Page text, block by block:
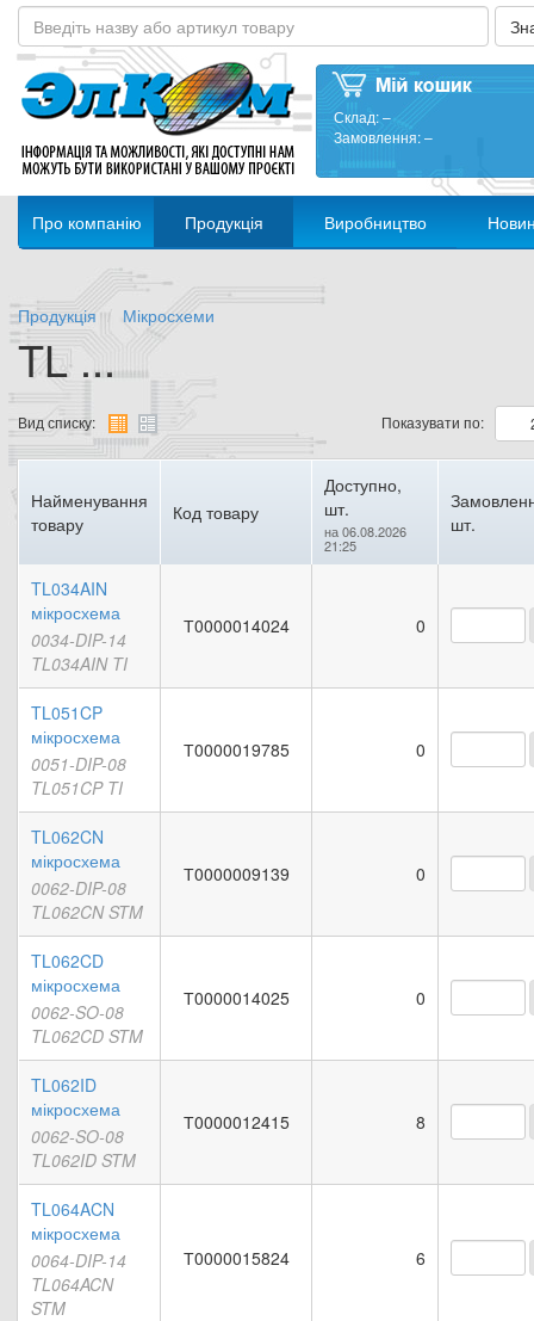
Склад:–
Замовлення:–
Про компанію Продукція Виробництво
Продукція Мікросхеми
TL ...
Вид списку: Показувати по:
Найменування
товару
Код товару
Доступно,
шт.
на 06.08.2026
21:25
шт.
TL034AIN
мікросхема
0034-DIP-14
TL034AIN TI
Т0000014024 0
TL051CP
мікросхема
0051-DIP-08
TL051CP TI
Т0000019785 0
TL062CN
мікросхема
0062-DIP-08
TL062CN STM
Т0000009139 0
TL062CD
мікросхема
0062-SO-08
TL062CD STM
Т0000014025 0
TL062ID
мікросхема
0062-SO-08
TL062ID STM
Т0000012415 8
TL064ACN
мікросхема
0064-DIP-14
TL064ACN
STM
Т0000015824 6